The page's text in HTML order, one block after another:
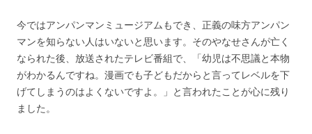
今ではアンパンマンミュージアムもでき、正義の味方アンパン
マンを知らない人はいないと思います。そのやなせさんが亡く
なられた後、放送されたテレビ番組で、「幼児は不思議と本物
がわかるんですね。漫画でも子どもだからと言ってレベルを下
げてしまうのはよくないですよ。」と言われたことが心に残り
ました。